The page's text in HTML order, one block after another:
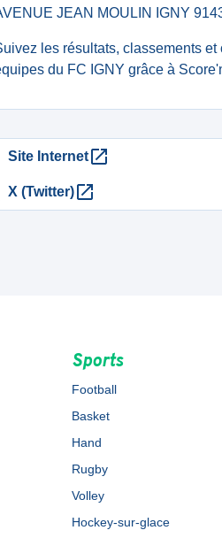
JEAN MOULIN IGNY
les résultats, classements
du FC IGNY grâce à
Site Internet
X (Twitter)
Sports
Football
Basket
Hand
Rugby
Volley
Hockey-sur-glace